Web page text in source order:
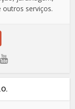
outros serviços.